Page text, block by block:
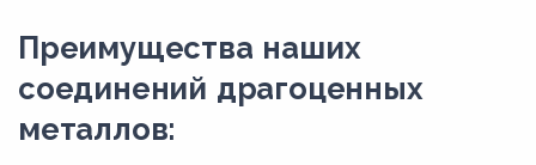
Преимущества наших
соединений драгоценных
металлов: